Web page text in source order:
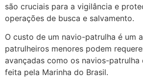
são cruciais para a vigilância e
operações de busca e salvamento.
O custo de um navio-patrulha é um
patrulheiros menores podem
avançadas como os navios-patrulha
feita pela Marinha do Brasil.